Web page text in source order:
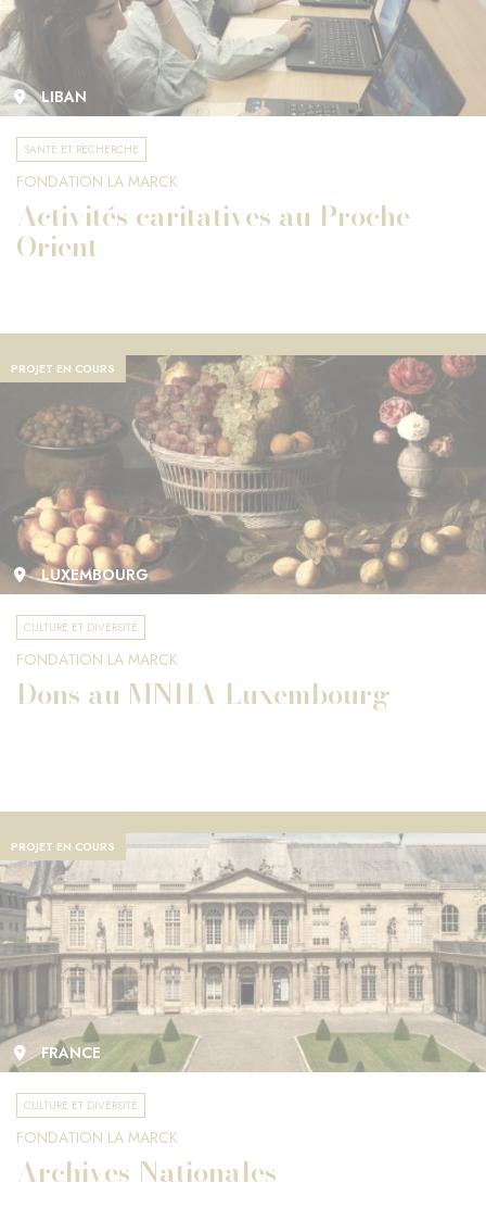
LIBAN
SANTÉ ET RECHERCHE
FONDATION LA MARCK
Activités caritatives au Proche-
Orient
PROJET EN COURS
LUXEMBOURG
CULTURE ET DIVERSITÉ
FONDATION LA MARCK
Dons au MNHA Luxembourg
PROJET EN COURS
FRANCE
CULTURE ET DIVERSITÉ
FONDATION LA MARCK
Archives Nationales